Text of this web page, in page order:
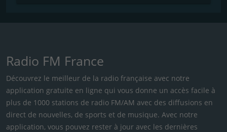
Radio FM France
Découvrez le meilleur de la radio française avec notre
application gratuite en ligne qui vous donne un accès facile à
plus de 1000 stations de radio FM/AM avec des diffusions en
direct de nouvelles, de sports et de musique. Avec notre
application, vous pouvez rester à jour avec les dernières